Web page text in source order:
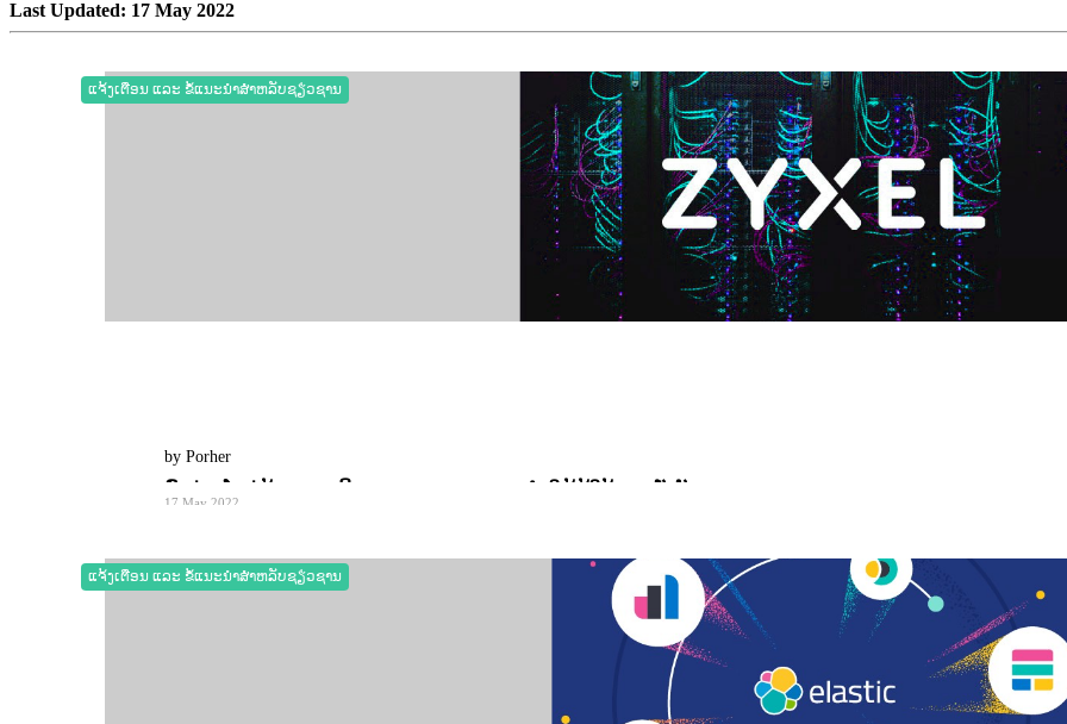
Last Updated: 17 May 2022
ແຈ້ງເຕືອນ ແລະ ຂໍ້ແນະນຳສຳຫລັບຊຽ່ວຊານ
by Porher
17 May 2022
ແຈ້ງເຕືອນ ແລະ ຂໍ້ແນະນຳສຳຫລັບຊຽ່ວຊານ